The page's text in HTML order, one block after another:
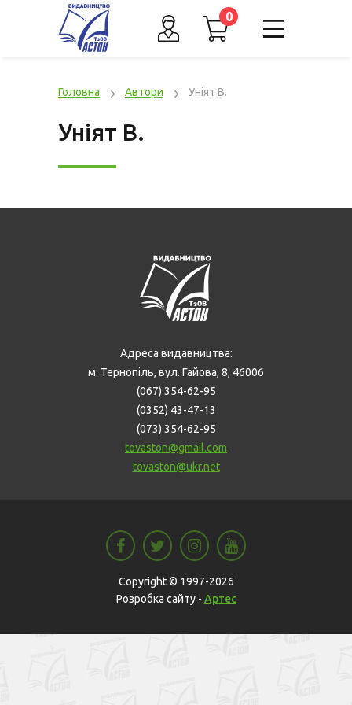
0
Головна Автори Уніят В.
Уніят В.
Адреса видавництва:
м. Тернопіль, вул. Гайова, 8, 46006
(067) 354-62-95
(0352) 43-47-13
(073) 354-62-95
tovaston@gmail.com
tovaston@ukr.net
Copyright © 1997-2026
Розробка сайту - Артес